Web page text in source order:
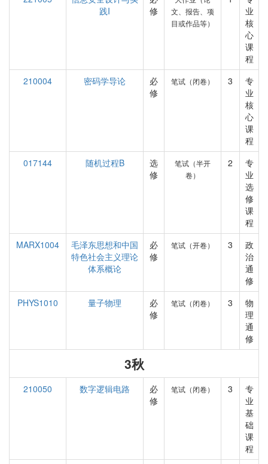
践I
修
文、报告、项
目或作品等）
业
核
心
课
程
210004
密码学导论
必
修
笔试（闭卷） 3
专
业
核
心
课
程
017144
随机过程B
选
修
笔试（半开
卷）
2
专
业
选
修
课
程
MARX1004
毛泽东思想和中国
特色社会主义理论
体系概论
必
修
笔试（开卷） 3
政
治
通
修
PHYS1010
量子物理
必
修
笔试（闭卷） 3
物
理
通
修
3秋
210050 数字逻辑电路
必
修
笔试（闭卷） 3
专
业
基
础
课
程